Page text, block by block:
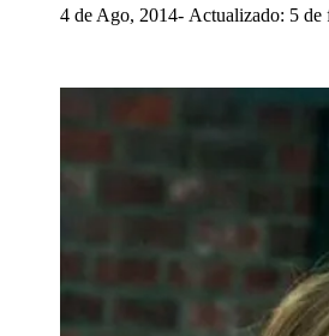
4 de Ago, 2014 Actualizado: 5 de